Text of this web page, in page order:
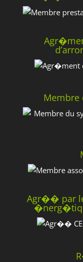
Membre
Agr�� par